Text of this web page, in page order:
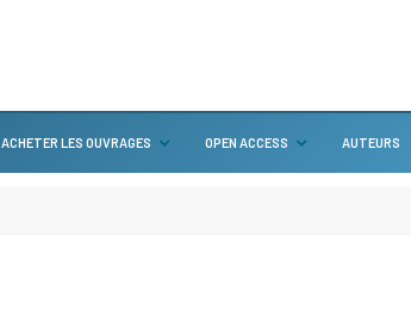
ACHETER LES OUVRAGES OPEN ACCESS AUTEURS